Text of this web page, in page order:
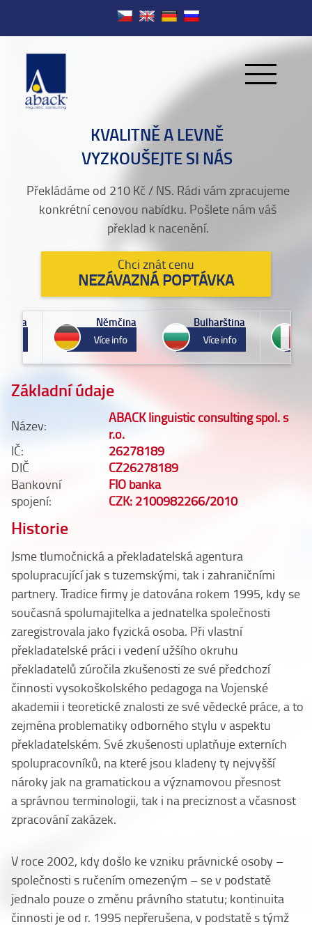
KVALITNĚ A LEVNĚ
VYZKOUŠEJTE SI NÁS
Překládáme od 210 Kč / NS. Rádi vám zpracujeme
konkrétní cenovou nabídku. Pošlete nám váš
překlad k nacenění.
Chci znát cenu
NEZÁVAZNÁ POPTÁVKA
Němčina Bulharština
Základní údaje
Název:
ABACK linguistic consulting spol. s
r.o.
IČ:
26278189
DIČ
CZ26278189
Bankovní
spojení:
FIO banka
CZK: 2100982266/2010
Historie
Jsme tlumočnická a překladatelská agentura
spolupracující jak s tuzemskými, tak i zahraničními
partnery. Tradice firmy je datována rokem 1995, kdy se
současná spolumajitelka a jednatelka společnosti
zaregistrovala jako fyzická osoba. Při vlastní
překladatelské práci i vedení užšího okruhu
překladatelů zúročila zkušenosti ze své předchozí
činnosti vysokoškolského pedagoga na Vojenské
akademii i teoretické znalosti ze své vědecké práce, a to
zejména problematiky odborného stylu v aspektu
překladatelském. Své zkušenosti uplatňuje externích
spolupracovníků, na které jsou kladeny ty nejvyšší
nároky jak na gramatickou a významovou přesnost
a správnou terminologii, tak i na preciznost a včasnost
zpracování zakázek.
V roce 2002, kdy došlo ke vzniku právnické osoby –
společnosti s ručením omezeným – se v podstatě
jednalo pouze o změnu právního statutu; kontinuita
činnosti je od r. 1995 nepřerušena, v podstatě s týmž